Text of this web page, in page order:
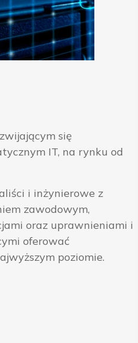
się
IT, na rynku od
i inżynierowe z
zawodowym,
oraz uprawnieniami i
oferować
poziomie.